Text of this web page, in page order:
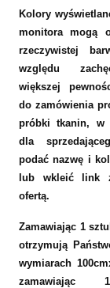
Kolory
monitora mogą
rzeczywistej
względu
większej
do zamówienia
próbki tkanin, w
dla
podać nazwę i
lub wkleić link
ofertą.
Zamawiając 1
otrzymują
wymiarach
zamawiając